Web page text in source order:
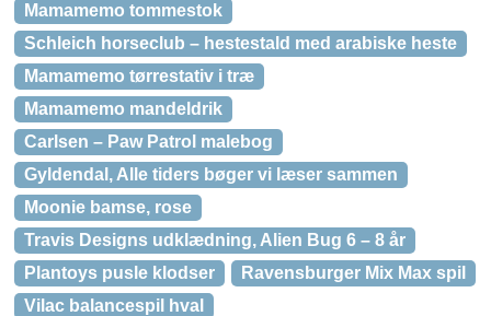
Mamamemo tommestok
Schleich horseclub – hestestald med arabiske heste
Mamamemo tørrestativ i træ
Mamamemo mandeldrik
Carlsen – Paw Patrol malebog
Gyldendal, Alle tiders bøger vi læser sammen
Moonie bamse, rose
Travis Designs udklædning, Alien Bug 6 – 8 år
Plantoys pusle klodser
Ravensburger Mix Max spil
Vilac balancespil hval